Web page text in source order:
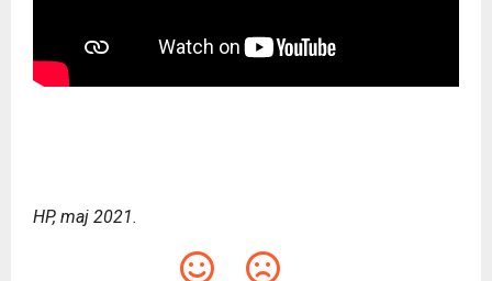
HP, maj 2021.